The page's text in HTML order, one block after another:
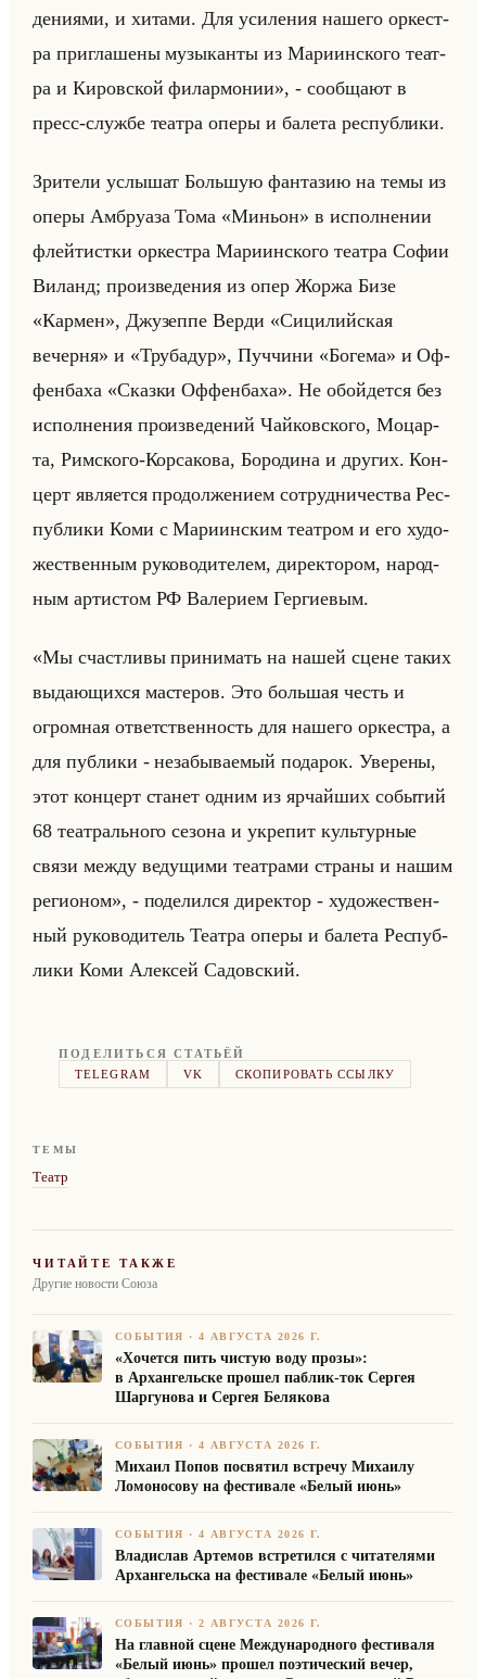
де­ни­ями, и хи­та­ми. Для уси­ле­ния на­ше­го ор­кест­
ра при­гла­ше­ны му­зы­кан­ты из Ма­ри­ин­ско­го те­ат­
ра и Ки­ров­ской фи­лар­мо­нии», - со­об­ща­ют в
пресс-служ­бе те­ат­ра оперы и ба­ле­та рес­пуб­ли­ки.
Зри­те­ли услы­шат Большую фан­та­зию на темы из
оперы Ам­бру­аза Тома «Миньон» в ис­пол­не­нии
флейтист­ки ор­кест­ра Ма­ри­ин­ско­го те­ат­ра Софии
Ви­ланд; про­из­ве­де­ния из опер Жоржа Бизе
«Кармен», Джу­зеп­пе Верди «Сицилийская
вечерня» и «Трубадур», Пуч­чи­ни «Богема» и Оф­
фен­ба­ха «Сказки Оффенбаха». Не обойдет­ся без
ис­пол­не­ния про­из­ве­де­ний Чайков­ско­го, Мо­цар­
та, Рим­ско­го-Кор­са­ко­ва, Бо­ро­ди­на и дру­гих. Кон­
церт яв­ля­ет­ся про­дол­же­ни­ем со­труд­ни­че­ства Рес­
пуб­ли­ки Коми с Ма­ри­ин­ским те­ат­ром и его ху­до­
же­ствен­ным ру­ко­во­ди­те­лем, ди­рек­то­ром, на­род­
ным ар­ти­стом РФ Ва­ле­ри­ем Гер­ги­евым.
«Мы счастливы принимать на нашей сцене таких
выдающихся мастеров. Это большая честь и
огромная ответственность для нашего оркестра, а
для публики - незабываемый подарок. Уверены,
этот концерт станет одним из ярчайших событий
68 театрального сезона и укрепит культурные
связи между ведущими театрами страны и нашим
регионом», - по­де­лил­ся ди­рек­тор - ху­до­же­ствен­
ный ру­ко­во­ди­тель Те­ат­ра оперы и ба­ле­та Рес­пуб­
ли­ки Коми Алек­сей Са­дов­ский.
ПОДЕЛИТЬСЯ СТАТЬЁЙ
TELEGRAM
VK СКОПИРОВАТЬ ССЫЛКУ
ТЕМЫ
Театр
ЧИТАЙТЕ ТАКЖЕ
Другие новости Союза
СОБЫТИЯ ·4 АВГУСТА 2026 Г.
«Хочется пить чистую воду прозы»:
в Архангельске прошел паблик-ток Сергея
Шаргунова и Сергея Белякова
СОБЫТИЯ ·4 АВГУСТА 2026 Г.
Михаил Попов посвятил встречу Михаилу
Ломоносову на фестивале «Белый июнь»
СОБЫТИЯ ·4 АВГУСТА 2026 Г.
Владислав Артемов встретился с читателями
Архангельска на фестивале «Белый июнь»
СОБЫТИЯ ·2 АВГУСТА 2026 Г.
На главной сцене Международного фестиваля
«Белый июнь» прошел поэтический вечер,